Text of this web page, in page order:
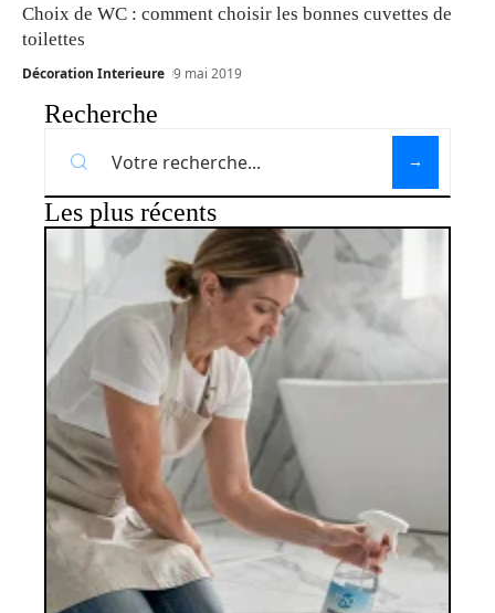
Choix de WC : comment choisir les bonnes cuvettes de
toilettes
Décoration Interieure 9 mai 2019
Recherche
Les plus récents